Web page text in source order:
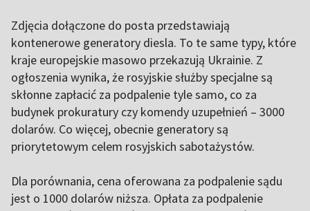
Zdjęcia dołączone do posta przedstawiają
kontenerowe generatory diesla. To te same typy, które
kraje europejskie masowo przekazują Ukrainie. Z
ogłoszenia wynika, że rosyjskie służby specjalne są
skłonne zapłacić za podpalenie tyle samo, co za
budynek prokuratury czy komendy uzupełnień – 3000
dolarów. Co więcej, obecnie generatory są
priorytetowym celem rosyjskich sabotażystów.
Dla porównania, cena oferowana za podpalenie sądu
jest o 1000 dolarów niższa. Opłata za podpalenie